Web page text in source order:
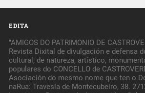
EDITA
"AMIGOS DO PATRIMONIO DE
Revista Dixital de divulgación e defensa
cultural, de natureza, artístico,
populares do CONCELLO de
Asociación do mesmo nome que ten o
naRua: Travesía de Montecubeiro, 38.